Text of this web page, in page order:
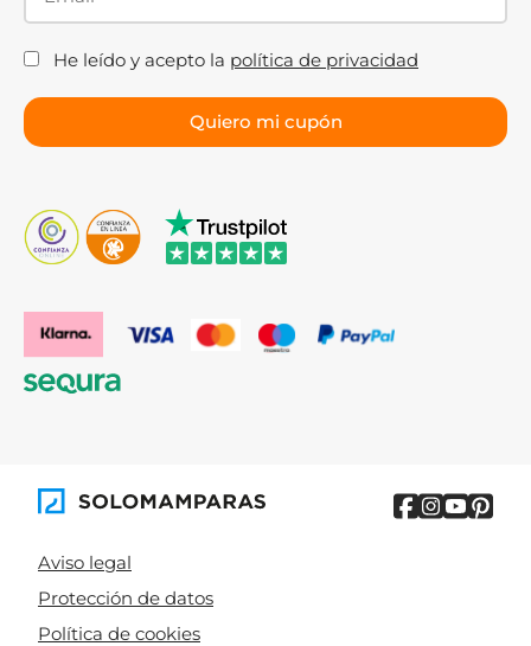
He leído y acepto la política de privacidad
Aviso legal
Protección de datos
Política de cookies